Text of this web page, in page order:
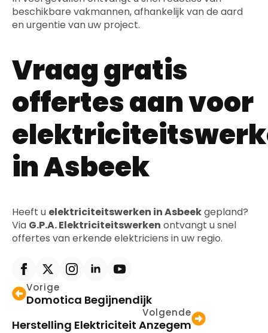
beschikbare vakmannen, afhankelijk van de aard
en urgentie van uw project.
Vraag gratis
offertes aan voor
in Asbeek
Heeft u elektriciteitswerken in Asbeekgepland?
Via G.P.A. Elektriciteitswerken ontvangt u snel
offertes van erkende elektriciens in uw regio.
Vorige
Domotica Begijnendijk
Volgende
Herstelling Elektriciteit Anzegem